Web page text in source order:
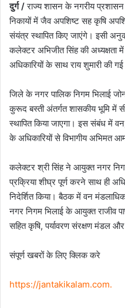
दुर्ग /राज्य शासन के नगरीय प्रशासन
निकायों में जैव अपशिष्ट सह कृषि
संयंत्र स्थापित किए जाएंगे। इसी
कलेक्टर अभिजीत सिंह की
अधिकारियों के साथ राय शुमारी की
जिले के नगर पालिक निगम भिलाई
कुरूद बस्ती अंतर्गत शासकीय भूमि में
स्थापित किया जाएगा। इस संबंध में वन,
के अधिकारियों से विभागीय अभिमत
कलेक्टर श्री सिंह ने आयुक्त नगर
प्रक्रिया शीघ्र पूर्ण करने साथ ही
निदेर्शित किया। बैठक में वन
नगर निगम भिलाई के आयुक्त राजीव
सहित कृषि, पर्यावरण संरक्षण मंडल
संपूर्ण खबरों के लिए क्लिक करे
https://jantakikalam.com.